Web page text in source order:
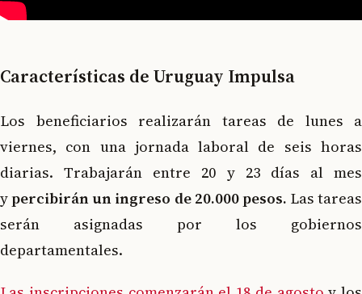
Características de Uruguay Impulsa
Los beneficiarios realizarán tareas de lunes a
viernes, con una jornada laboral de seis horas
diarias. Trabajarán entre 20 y 23 días al mes
ypercibirán un ingreso de 20.000 pesos. Las tareas
serán asignadas por los gobiernos
departamentales.